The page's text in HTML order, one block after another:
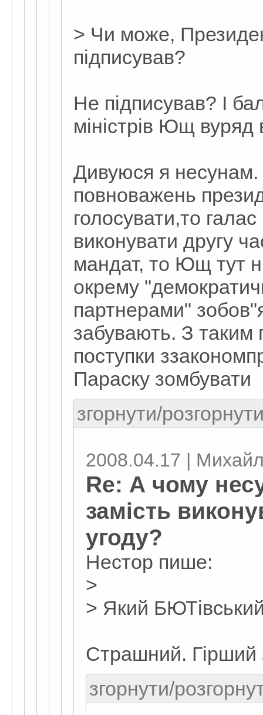
> Чи може,
підписував?
Не підписував? І
міністрів Ющ
Дивуюся я несунам.
повноважень
голосувати,то
виконувати другу
мандат, то Ющ тут
окрему
партнерами"
забувають. З таким
поступки
Параску зомбувати
згорнути/
2008.04.17 |
Re: А чому
замість
угоду?
Нестор пише:
>
> Який
Страшний. Гірший
згорнути/